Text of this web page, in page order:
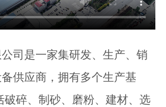
司是一家集研发、生产、销
供应商，拥有多个生产基
破碎、制砂、磨粉、建材、选